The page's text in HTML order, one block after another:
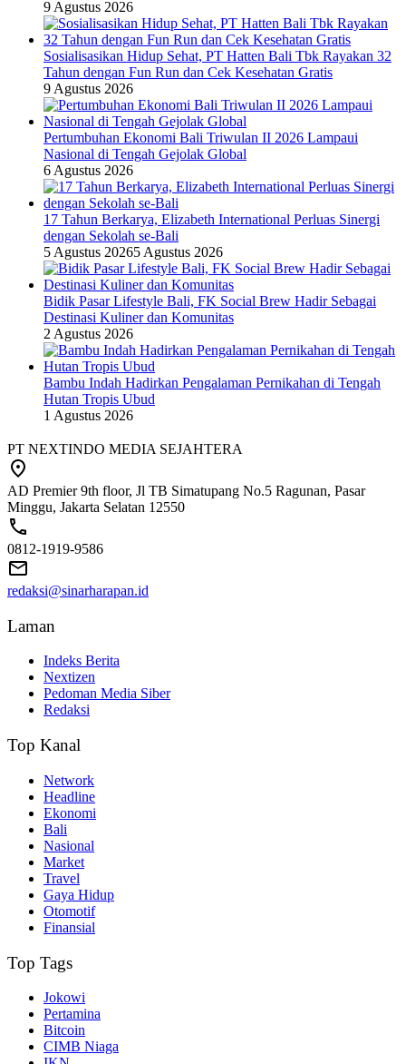
9 Agustus 2026
Sosialisasikan Hidup Sehat, PT Hatten Bali Tbk Rayakan 32
Tahun dengan Fun Run dan Cek Kesehatan Gratis
9 Agustus 2026
Pertumbuhan Ekonomi Bali Triwulan II 2026 Lampaui
Nasional di Tengah Gejolak Global
6 Agustus 2026
17 Tahun Berkarya, Elizabeth International Perluas Sinergi
dengan Sekolah se-Bali
5 Agustus 20265 Agustus 2026
Bidik Pasar Lifestyle Bali, FK Social Brew Hadir Sebagai
Destinasi Kuliner dan Komunitas
2 Agustus 2026
Bambu Indah Hadirkan Pengalaman Pernikahan di Tengah
Hutan Tropis Ubud
1 Agustus 2026
PT NEXTINDO MEDIA SEJAHTERA
AD Premier 9th floor, Jl TB Simatupang No.5 Ragunan, Pasar
Minggu, Jakarta Selatan 12550
0812-1919-9586
redaksi@sinarharapan.id
Laman
Indeks Berita
Nextizen
Pedoman Media Siber
Redaksi
Top Kanal
Network
Headline
Ekonomi
Bali
Nasional
Market
Travel
Gaya Hidup
Otomotif
Finansial
Top Tags
Jokowi
Pertamina
Bitcoin
CIMB Niaga